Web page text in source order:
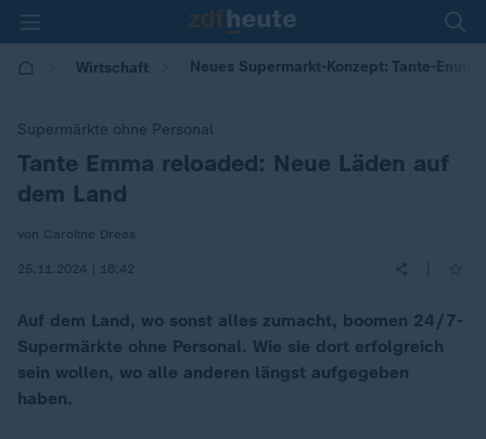
Wirtschaft Neues Supermarkt-Konzept: Tante-
Supermärkte ohne Personal
:
Tante Emma reloaded: Neue Läden auf
dem Land
von Caroline Drees
25.11.2024 | 18:42
Auf dem Land, wo sonst alles zumacht, boomen 24/7-
Supermärkte ohne Personal. Wie sie dort erfolgreich
sein wollen, wo alle anderen längst aufgegeben
haben.